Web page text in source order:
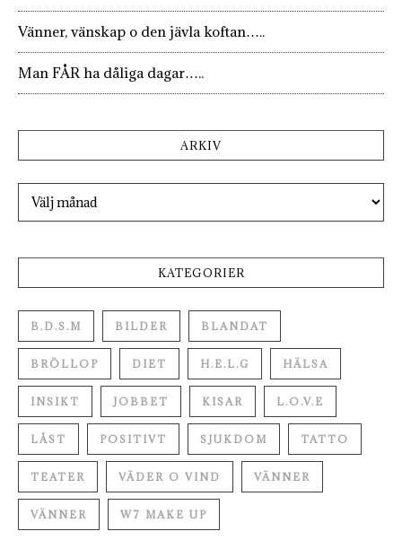
Vänner, vänskap o den jävla koftan…..
Man FÅR ha dåliga dagar…..
ARKIV
Arkiv
KATEGORIER
B.D.S.M BILDER BLANDAT
BRÖLLOP DIET H.E.L.G HÄLSA
INSIKT JOBBET KISAR L.O.V.E
LÅST POSITIVT SJUKDOM TATTO
TEATER VÄDER O VIND VÄNNER
VÄNNER W7 MAKE UP